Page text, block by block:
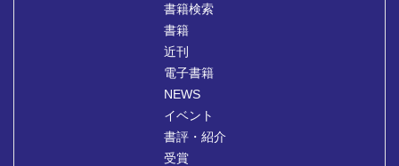
書籍検索
書籍
近刊
電子書籍
NEWS
イベント
書評・紹介
受賞